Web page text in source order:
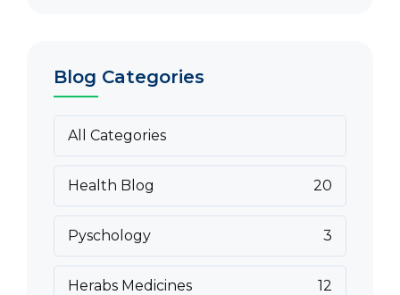
Blog Categories
All Categories
Health Blog 20
Pyschology 3
Herabs Medicines 12